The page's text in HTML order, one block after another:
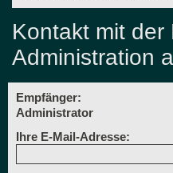
Kontakt mit der
Administration
Empfänger:
Administrator
Ihre E-Mail-Adresse: